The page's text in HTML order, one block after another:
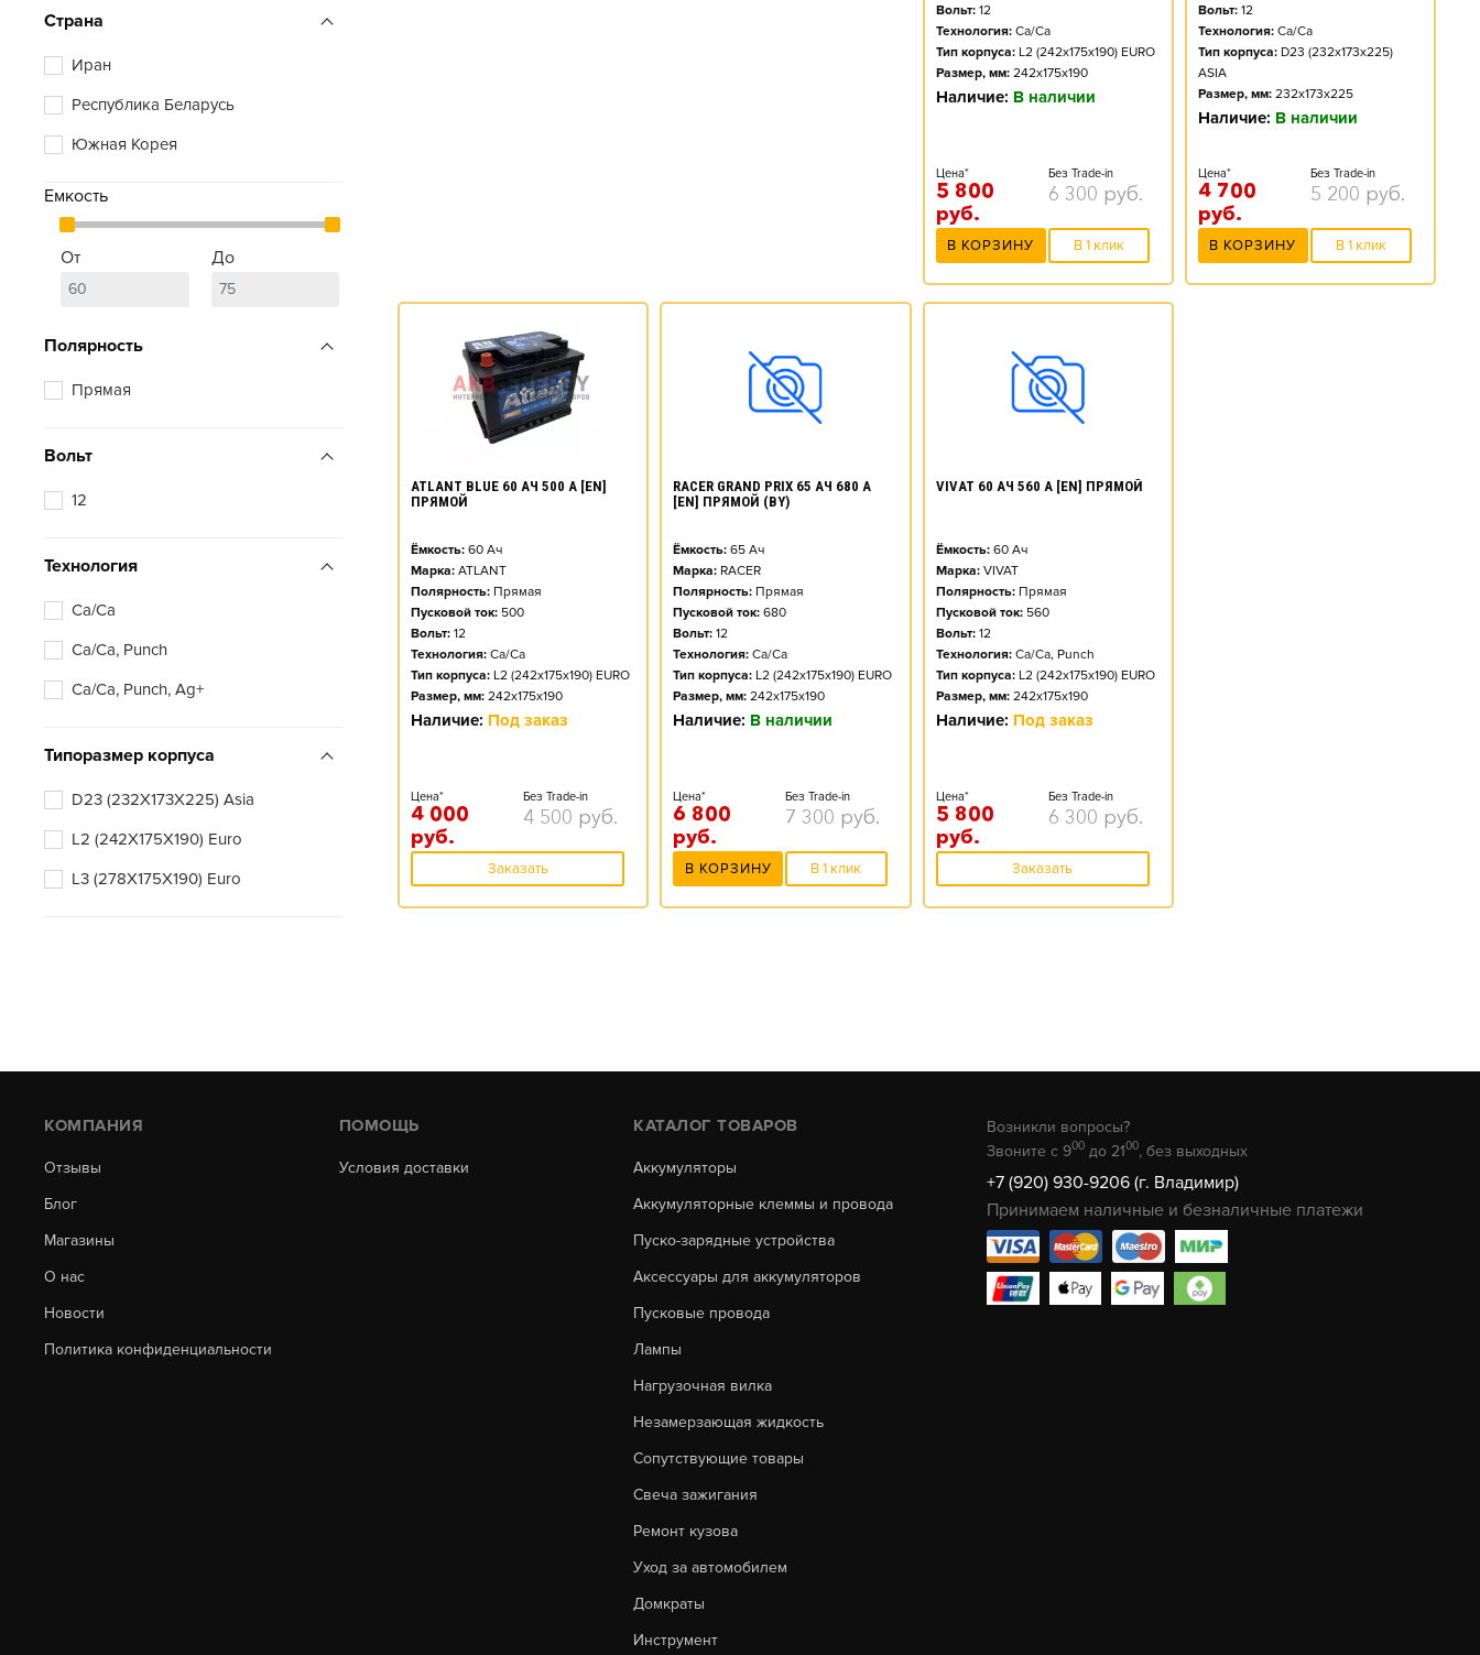
Страна
Иран
Республика Беларусь
Южная Корея
Емкость
От До
Полярность
Прямая
Вольт
12
Технология
Ca/Ca
Ca/Ca, Punch
Ca/Ca, Punch, Ag+
Типоразмер корпуса
D23 (232X173X225) Asia
L2 (242X175X190) Euro
L3 (278X175X190) Euro
Вольт: 12
Технология: Ca/Ca
Тип корпуса: L2 (242x175x190) EURO
Размер, мм: 242x175x190
Наличие: В наличии
Цена*
5 800
руб.
Без Trade-in
6 300 руб.
В КОРЗИНУ В 1 клик
Вольт: 12
Технология: Ca/Ca
Тип корпуса: D23 (232x173x225)
ASIA
Размер, мм: 232x173x225
Наличие: В наличии
Цена*
4 700
руб.
Без Trade-in
5 200 руб.
В КОРЗИНУ В 1 клик
ATLANT BLUE 60 АЧ 500 А [EN]
ПРЯМОЙ
Ёмкость: 60 Ач
Марка: ATLANT
Полярность: Прямая
Пусковой ток: 500
Вольт: 12
Технология: Ca/Ca
Тип корпуса: L2 (242x175x190) EURO
Размер, мм: 242x175x190
Наличие: Под заказ
Цена*
4 000
руб.
Без Trade-in
4 500 руб.
Заказать
RACER GRAND PRIX 65 АЧ 680 А
[EN] ПРЯМОЙ (BY)
Ёмкость: 65 Ач
Марка: RACER
Полярность: Прямая
Пусковой ток: 680
Вольт: 12
Технология: Ca/Ca
Тип корпуса: L2 (242x175x190) EURO
Размер, мм: 242x175x190
Наличие: В наличии
Цена*
6 800
руб.
Без Trade-in
7 300 руб.
В КОРЗИНУ В 1 клик
VIVAT 60 АЧ 560 А [EN] ПРЯМОЙ
Ёмкость: 60Ач
Марка: VIVAT
Полярность: Прямая
Пусковой ток: 560
Вольт: 12
Технология: Ca/Ca, Punch
Тип корпуса: L2 (242x175x190) EURO
Размер, мм: 242x175x190
Наличие: Под заказ
Цена*
5 800
руб.
Без Trade-in
6 300 руб.
Заказать
КОМПАНИЯ
Отзывы
Блог
Магазины
О нас
Новости
Политика конфиденциальности
ПОМОЩЬ
Условия доставки
КАТАЛОГ ТОВАРОВ
Аккумуляторы
Аккумуляторные клеммы и провода
Пуско-зарядные устройства
Аксессуары для аккумуляторов
Пусковые провода
Лампы
Нагрузочная вилка
Незамерзающая жидкость
Сопутствующие товары
Свеча зажигания
Ремонт кузова
Уход за автомобилем
Домкраты
Инструмент
Возникли вопросы?
Звоните с 900 до 2100, без выходных
+7 (920) 930-9206 (г. Владимир)
Принимаем наличные и безналичные платежи